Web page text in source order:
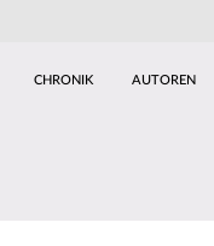
CHRONIK AUTOREN